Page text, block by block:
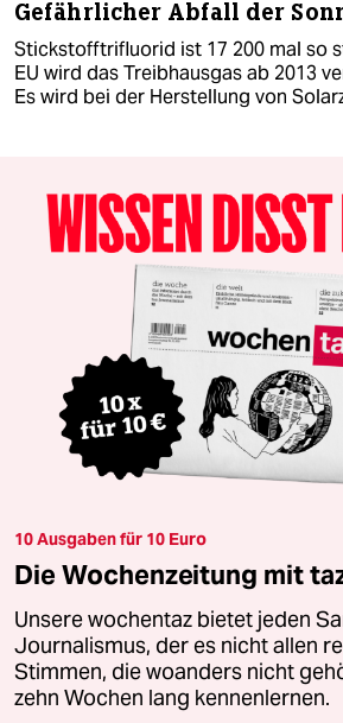
Gefährlicher Abfall der
Stickstofftrifluorid ist 17 200 mal so
EU wird das Treibhausgas ab 2013
Es wird bei der Herstellung von
10 Ausgaben für 10 Euro
Die Wochenzeitung mit
Unsere wochentaz bietet jeden
Journalismus, der es nicht allen
Stimmen, die woanders nicht
zehn Wochen lang kennenlernen.